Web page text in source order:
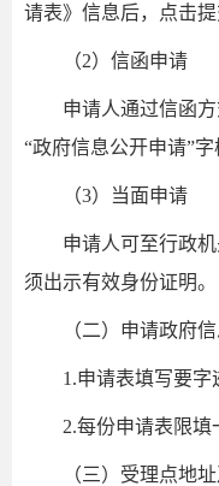
请表》信息后，点击提
（2）信函申请
申请人通过信函
“政府信息公开申请”字
（3）当面申请
申请人可至行政
须出示有效身份证明。
（二）申请政府
1.申请表填写要字
2.每份申请表限填
（三）受理点地